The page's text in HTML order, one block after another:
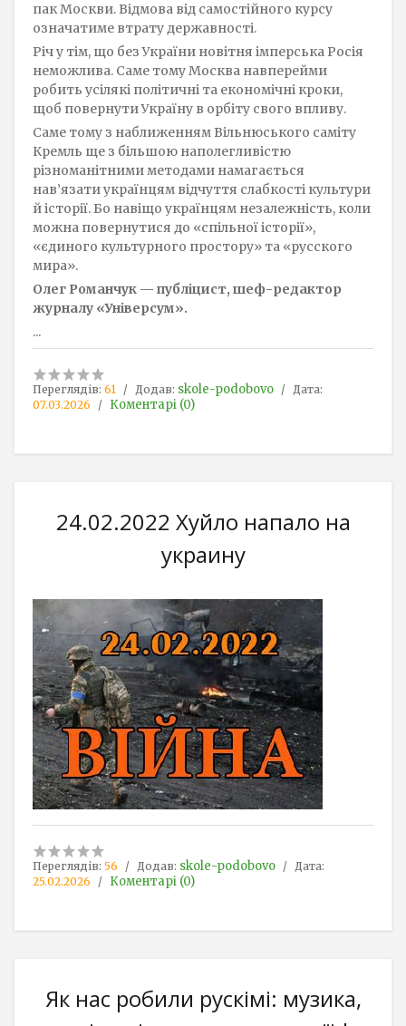
пак Москви. Відмова від самостійного курсу
означатиме втрату державності.
Річ у тім, що без України новітня імперська Росія
неможлива. Саме тому Москва навперейми
робить усілякі політичні та економічні кроки,
щоб повернути Україну в орбіту свого впливу.
Саме тому з наближенням Вільнюського саміту
Кремль ще з більшою наполегливістю
різноманітними методами намагається
нав’язати українцям відчуття слабкості культури
й історії. Бо навіщо українцям незалежність, коли
можна повернутися до «спільної історії»,
«єдиного культурного простору» та «русского
мира».
Олег Романчук — публіцист, шеф-редактор
журналу «Універсум».
...
Переглядів: 61 Додав: skole-podobovo
Дата:
07.03.2026
Коментарі (0)
24.02.2022 Хуйло напало на
украину
Переглядів: 56 Додав: skole-podobovo
Дата:
25.02.2026
Коментарі (0)
Як нас робили рускімі: музика,